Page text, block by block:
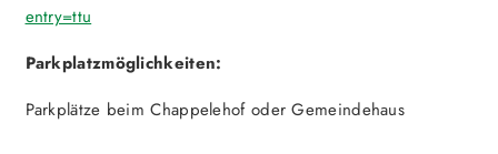
entry=ttu
Parkplatzmöglichkeiten:
Parkplätze beim Chappelehof oder Gemeindehaus